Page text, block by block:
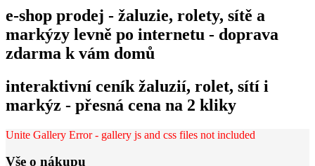
e-shop prodej - žaluzie, rolety, sítě a
markýzy levně po internetu - doprava
zdarma k vám domů
interaktivní ceník žaluzií, rolet, sítí i
markýz - přesná cena na 2 kliky
Unite Gallery Error - gallery js and css files not included
Vše o nákupu